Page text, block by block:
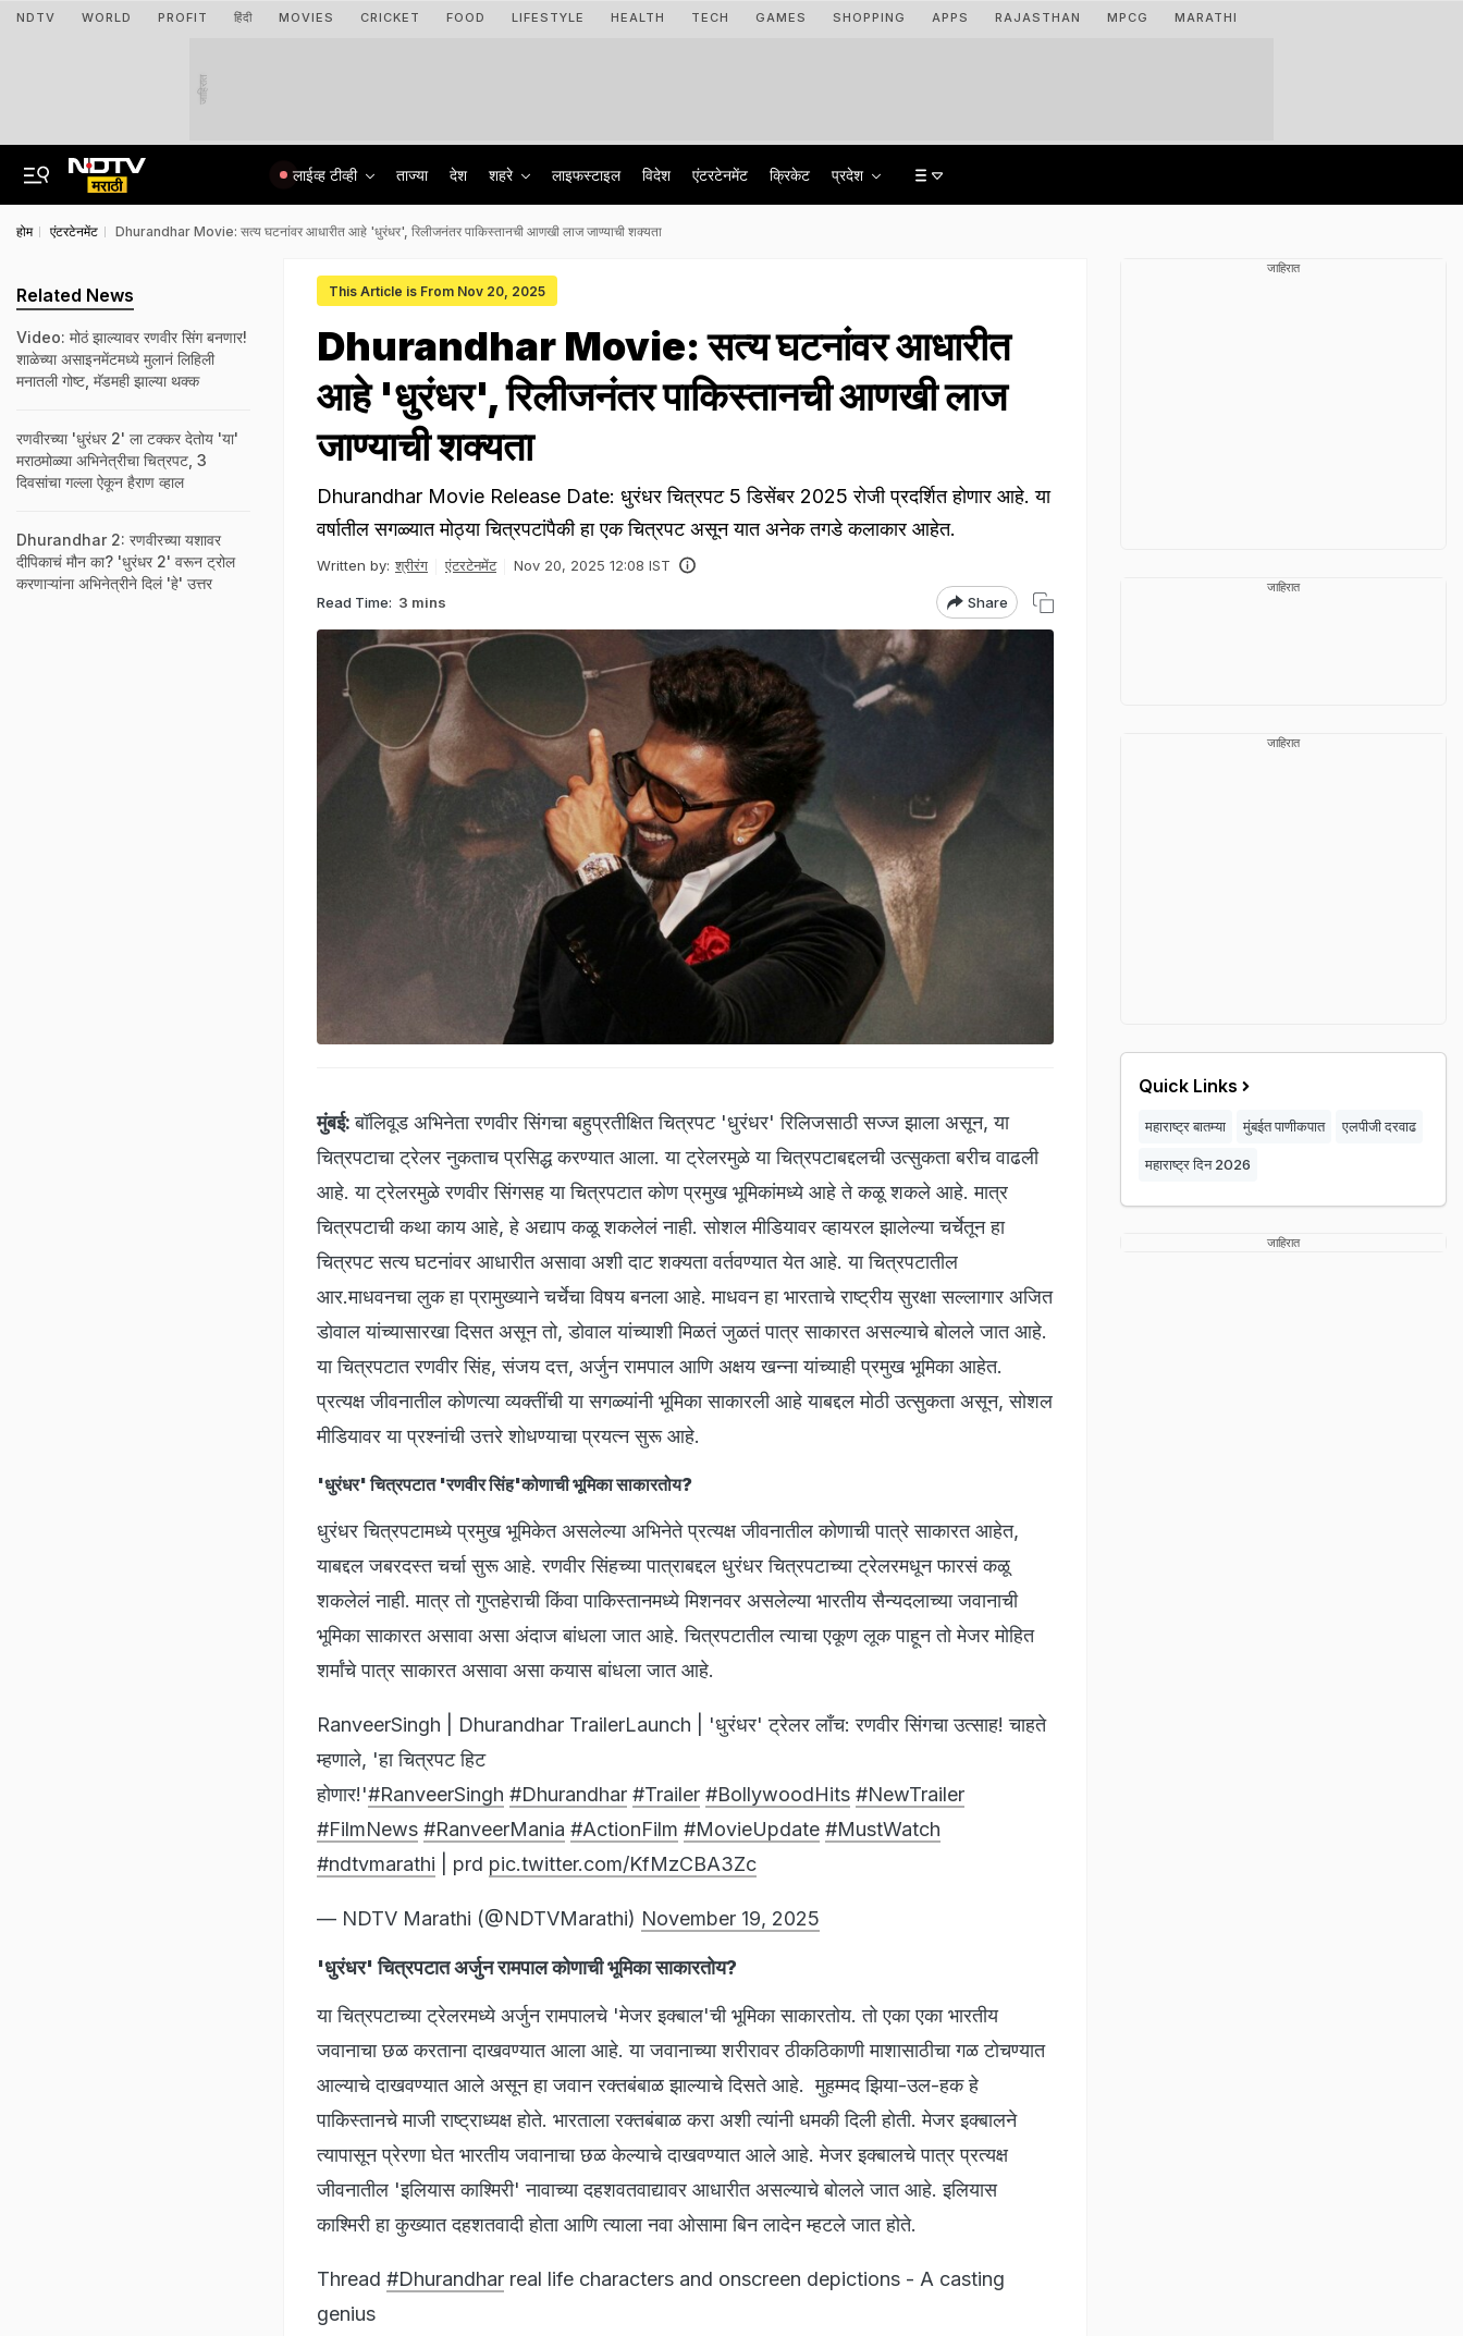
NDTV WORLD PROFIT हिंदी MOVIES CRICKET FOOD LIFESTYLE HEALTH TECH GAMES SHOPPING APPS RAJASTHAN MPCG MARATHI
जाहिरात
लाईव्ह टीव्ही ताज्या देश शहरे लाइफस्टाइल विदेश एंटरटेनमेंट क्रिकेट प्रदेश
होम एंटरटेनमेंट Dhurandhar Movie: सत्य घटनांवर आधारीत आहे 'धुरंधर', रिलीजनंतर पाकिस्तानची आणखी लाज जाण्याची शक्यता
This Article is From Nov 20, 2025
Dhurandhar Movie: सत्य घटनांवर आधारीत
आहे 'धुरंधर', रिलीजनंतर पाकिस्तानची आणखी लाज
जाण्याची शक्यता
Dhurandhar Movie Release Date: धुरंधर चित्रपट 5 डिसेंबर 2025 रोजी प्रदर्शित होणार आहे. या
वर्षातील सगळ्यात मोठ्या चित्रपटांपैकी हा एक चित्रपट असून यात अनेक तगडे कलाकार आहेत.
Written by: श्रीरंग एंटरटेनमेंट Nov 20, 2025 12:08 IST
Read Time: 3 mins Share
मुंबई: बॉलिवूड अभिनेता रणवीर सिंगचा बहुप्रतीक्षित चित्रपट 'धुरंधर' रिलिजसाठी सज्ज झाला असून, या
चित्रपटाचा ट्रेलर नुकताच प्रसिद्ध करण्यात आला. या ट्रेलरमुळे या चित्रपटाबद्दलची उत्सुकता बरीच वाढली
आहे. या ट्रेलरमुळे रणवीर सिंगसह या चित्रपटात कोण प्रमुख भूमिकांमध्ये आहे ते कळू शकले आहे. मात्र
चित्रपटाची कथा काय आहे, हे अद्याप कळू शकलेलं नाही. सोशल मीडियावर व्हायरल झालेल्या चर्चेतून हा
चित्रपट सत्य घटनांवर आधारीत असावा अशी दाट शक्यता वर्तवण्यात येत आहे. या चित्रपटातील
आर.माधवनचा लुक हा प्रामुख्याने चर्चेचा विषय बनला आहे. माधवन हा भारताचे राष्ट्रीय सुरक्षा सल्लागार अजित
डोवाल यांच्यासारखा दिसत असून तो, डोवाल यांच्याशी मिळतं जुळतं पात्र साकारत असल्याचे बोलले जात आहे.
या चित्रपटात रणवीर सिंह, संजय दत्त, अर्जुन रामपाल आणि अक्षय खन्ना यांच्याही प्रमुख भूमिका आहेत.
प्रत्यक्ष जीवनातील कोणत्या व्यक्तींची या सगळ्यांनी भूमिका साकारली आहे याबद्दल मोठी उत्सुकता असून, सोशल
मीडियावर या प्रश्नांची उत्तरे शोधण्याचा प्रयत्न सुरू आहे.
'धुरंधर' चित्रपटात 'रणवीर सिंह'कोणाची भूमिका साकारतोय?
धुरंधर चित्रपटामध्ये प्रमुख भूमिकेत असलेल्या अभिनेते प्रत्यक्ष जीवनातील कोणाची पात्रे साकारत आहेत,
याबद्दल जबरदस्त चर्चा सुरू आहे. रणवीर सिंहच्या पात्राबद्दल धुरंधर चित्रपटाच्या ट्रेलरमधून फारसं कळू
शकलेलं नाही. मात्र तो गुप्तहेराची किंवा पाकिस्तानमध्ये मिशनवर असलेल्या भारतीय सैन्यदलाच्या जवानाची
भूमिका साकारत असावा असा अंदाज बांधला जात आहे. चित्रपटातील त्याचा एकूण लूक पाहून तो मेजर मोहित
शर्मांचे पात्र साकारत असावा असा कयास बांधला जात आहे.
RanveerSingh | Dhurandhar TrailerLaunch | 'धुरंधर' ट्रेलर लाँच: रणवीर सिंगचा उत्साह! चाहते
म्हणाले, 'हा चित्रपट हिट
होणार!'#RanveerSingh #Dhurandhar #Trailer #BollywoodHits #NewTrailer
#FilmNews #RanveerMania #ActionFilm #MovieUpdate #MustWatch
#ndtvmarathi | prd pic.twitter.com/KfMzCBA3Zc
— NDTV Marathi (@NDTVMarathi) November 19, 2025
'धुरंधर' चित्रपटात अर्जुन रामपाल कोणाची भूमिका साकारतोय?
या चित्रपटाच्या ट्रेलरमध्ये अर्जुन रामपालचे 'मेजर इक्बाल'ची भूमिका साकारतोय. तो एका एका भारतीय
जवानाचा छळ करताना दाखवण्यात आला आहे. या जवानाच्या शरीरावर ठीकठिकाणी माशासाठीचा गळ टोचण्यात
आल्याचे दाखवण्यात आले असून हा जवान रक्तबंबाळ झाल्याचे दिसते आहे. मुहम्मद झिया-उल-हक हे
पाकिस्तानचे माजी राष्ट्राध्यक्ष होते. भारताला रक्तबंबाळ करा अशी त्यांनी धमकी दिली होती. मेजर इक्बालने
त्यापासून प्रेरणा घेत भारतीय जवानाचा छळ केल्याचे दाखवण्यात आले आहे. मेजर इक्बालचे पात्र प्रत्यक्ष
जीवनातील 'इलियास काश्मिरी' नावाच्या दहशवतवाद्यावर आधारीत असल्याचे बोलले जात आहे. इलियास
काश्मिरी हा कुख्यात दहशतवादी होता आणि त्याला नवा ओसामा बिन लादेन म्हटले जात होते.
Thread #Dhurandhar real life characters and onscreen depictions - A casting
genius
Related News
Video: मोठं झाल्यावर रणवीर सिंग बनणार!
शाळेच्या असाइनमेंटमध्ये मुलानं लिहिली
मनातली गोष्ट, मॅडमही झाल्या थक्क
रणवीरच्या 'धुरंधर 2' ला टक्कर देतोय 'या'
मराठमोळ्या अभिनेत्रीचा चित्रपट, 3
दिवसांचा गल्ला ऐकून हैराण व्हाल
Dhurandhar 2: रणवीरच्या यशावर
दीपिकाचं मौन का? 'धुरंधर 2' वरून ट्रोल
करणाऱ्यांना अभिनेत्रीने दिलं 'हे' उत्तर
जाहिरात
जाहिरात
जाहिरात
Quick Links
महाराष्ट्र बातम्या मुंबईत पाणीकपात एलपीजी दरवाढ
महाराष्ट्र दिन 2026
जाहिरात